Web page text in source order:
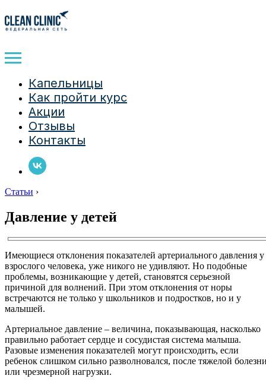
Капельницы
Как пройти курс
Акции
Отзывы
Контакты
Статьи ›
Давление у детей
Имеющиеся отклонения показателей артериального давления у
взрослого человека, уже никого не удивляют. Но подобные
проблемы, возникающие у детей, становятся серьезной
причиной для волнений. При этом отклонения от норы
встречаются не только у школьников и подростков, но и у
малышей.
Артериальное давление – величина, показывающая, насколько
правильно работает сердце и сосудистая система малыша.
Разовые изменения показателей могут происходить, если
ребенок слишком сильно разволновался, после тяжелой
или чрезмерной нагрузки.